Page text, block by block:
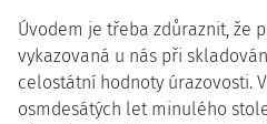
Úvodem je třeba zdůraznit, že
vykazovaná u nás při
celostátní hodnoty úrazovosti.
osmdesátých let minulého